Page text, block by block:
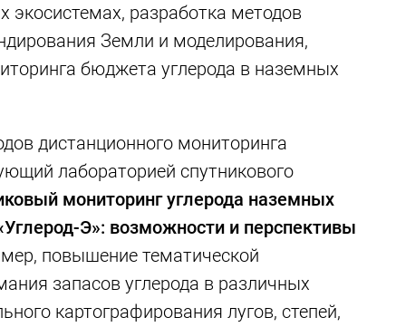
разработка методов
Земли и моделирования,
бюджета углерода в наземных
дистанционного мониторинга
лабораторией спутникового
мониторинг углерода наземных
Э»: возможности и перспективы
повышение тематической
запасов углерода в различных
картографирования лугов, степей,